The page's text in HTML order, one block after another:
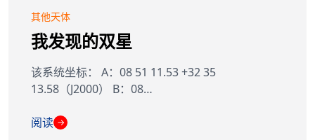
其他天体
我发现的双星
该系统坐标： A：08 51 11.53 +32 35
13.58（J2000） B：08…
阅读 →